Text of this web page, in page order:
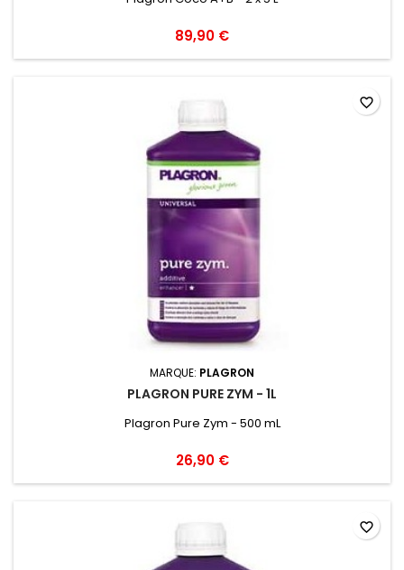
89,90 €
MARQUE: PLAGRON
PLAGRON PURE ZYM - 1L
Plagron Pure Zym - 500 mL
26,90 €
favorite_border
favorite_border